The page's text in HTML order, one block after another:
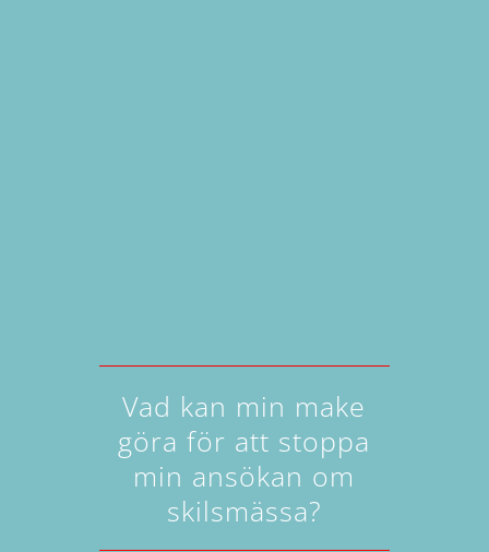
Vad kan min make
göra för att stoppa
min ansökan om
skilsmässa?